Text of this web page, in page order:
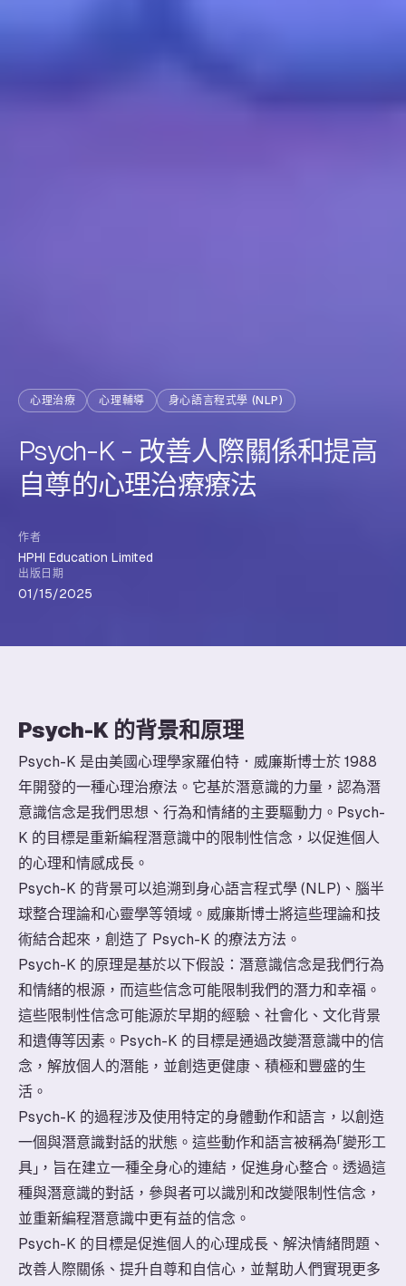
心理治療 心理輔導 身心語言程式學 (NLP)
Psych-K - 改善人際關係和提高
自尊的心理治療療法
作者
HPHI Education Limited
出版日期
01/15/2025
Psych-K 的背景和原理
Psych-K 是由美國心理學家羅伯特．威廉斯博士於 1988
年開發的一種心理治療法。它基於潛意識的力量，認為潛
意識信念是我們思想、行為和情緒的主要驅動力。Psych-
K 的目標是重新編程潛意識中的限制性信念，以促進個人
的心理和情感成長。
Psych-K 的背景可以追溯到身心語言程式學 (NLP)、腦半
球整合理論和心靈學等領域。威廉斯博士將這些理論和技
術結合起來，創造了 Psych-K 的療法方法。
Psych-K 的原理是基於以下假設：潛意識信念是我們行為
和情緒的根源，而這些信念可能限制我們的潛力和幸福。
這些限制性信念可能源於早期的經驗、社會化、文化背景
和遺傳等因素。Psych-K 的目標是通過改變潛意識中的信
念，解放個人的潛能，並創造更健康、積極和豐盛的生
活。
Psych-K 的過程涉及使用特定的身體動作和語言，以創造
一個與潛意識對話的狀態。這些動作和語言被稱為「變形工
具」，旨在建立一種全身心的連結，促進身心整合。透過這
種與潛意識的對話，參與者可以識別和改變限制性信念，
並重新編程潛意識中更有益的信念。
Psych-K 的目標是促進個人的心理成長、解決情緒問題、
改善人際關係、提升自尊和自信心，並幫助人們實現更多